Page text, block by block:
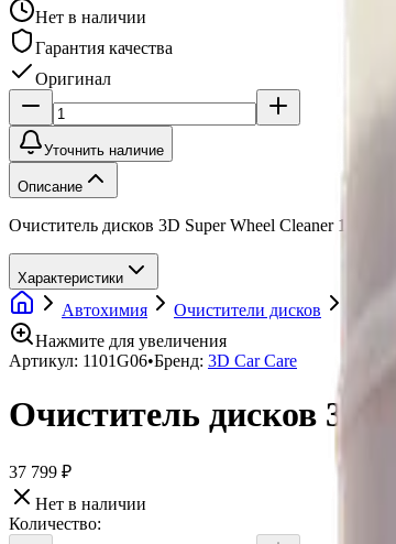
Нет в наличии
Гарантия качества
Оригинал
Уточнить наличие
Описание
Очиститель дисков 3D Super Wheel Cleaner
Характеристики
Автохимия Очистители дисков
Нажмите для увеличения
Артикул: 1101G06•Бренд: 3D Car Care
Очиститель дисков 3D
37 799 ₽
Нет в наличии
Количество: